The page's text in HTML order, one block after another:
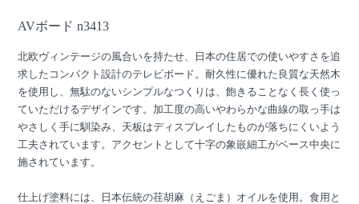
AVボード n3413
北欧ヴィンテージの風合いを持たせ、日本の住居での使いやすさを追
求したコンパクト設計のテレビボード。耐久性に優れた良質な天然木
を使用し、無駄のないシンプルなつくりは、飽きることなく長く使っ
ていただけるデザインです。加工度の高いやわらかな曲線の取っ手は
やさしく手に馴染み、天板はディスプレイしたものが落ちにくいよう
工夫されています。アクセントとして十字の象嵌細工がベース中央に
施されています。
仕上げ塗料には、日本伝統の荏胡麻（えごま）オイルを使用。食用と